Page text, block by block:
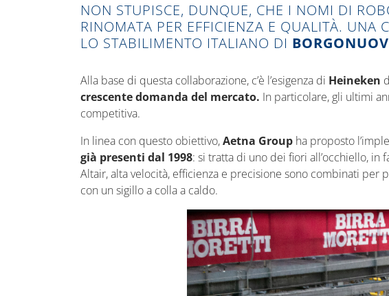
NON STUPISCE, DUNQUE, CHE I NOMI DI
RINOMATA PER EFFICIENZA E QUALITÀ.
LO STABILIMENTO ITALIANO DI
Alla base di questa collaborazione, c’è l’esigenza di Heineken
crescente domanda del mercato. In particolare, gli ultimi
competitiva.
In linea con questo obiettivo,Aetna Group ha proposto
già presenti dal 1998: si tratta di uno dei fiori all’occhiello,
Altair, alta velocità, efficienza e precisione sono combinati
con un sigillo a colla a caldo.